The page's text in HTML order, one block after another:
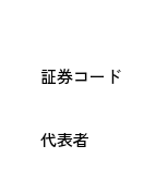
CAREER
証券コード
代表者